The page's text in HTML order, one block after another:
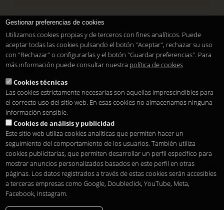
Hotel Santo Domingo Madrid
Pl. Santo Domingo, 13
28013 Madrid-ES
Cerrado temporalmente
EntreHotel Santo DomingoyRestaurante Sandó
Copyright 2026 Aviso legal Privacidad Cookies es
Gestionar preferencias de cookies
Utilizamos cookies propias y de terceros con fines analíticos. Puede
aceptar todas las cookies pulsando el botón "Aceptar", rechazar su uso
con "Rechazar" o configurarlas y el botón "Guardar preferencias". Para
más información puede consultar nuestra política de cookies
Cookies técnicas
Las cookies estrictamente necesarias son aquellas imprescindibles para
el correcto uso del sitio web. En esas cookies no almacenamos ninguna
información sensible.
Cookies de análisis y publicidad
Este sitio web utiliza cookies analíticas que permiten hacer un
seguimiento del comportamiento de los usuarios. También utiliza
cookies publicitarias, que permiten desarrollar un perfil específico para
mostrar anuncios personalizados basados en este perfil en otras
páginas. Los datos registrados a través de estas cookies serán accesibles
a terceras empresas como Google, Doubleclick, YouTube, Meta,
Facebook, Instagram.